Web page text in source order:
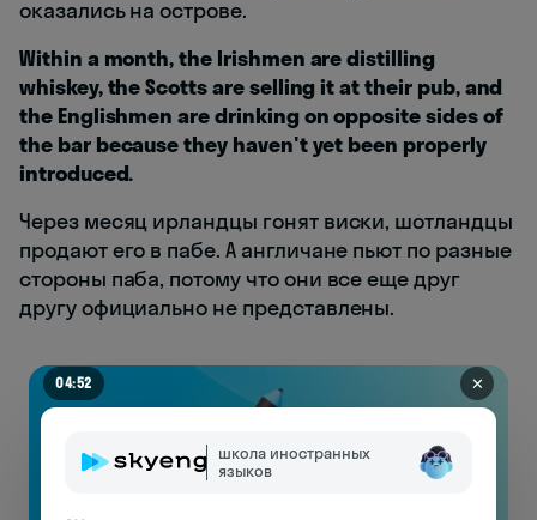
оказались на острове.
Within a month, the Irishmen are distilling
whiskey, the Scotts are selling it at their pub, and
the Englishmen are drinking on opposite sides of
the bar because they haven't yet been properly
introduced.
Через месяц ирландцы гонят виски, шотландцы
продают его в пабе. А англичане пьют по разные
стороны паба, потому что они все еще друг
другу официально не представлены.
04:45 ✕
школа иностранных
языков